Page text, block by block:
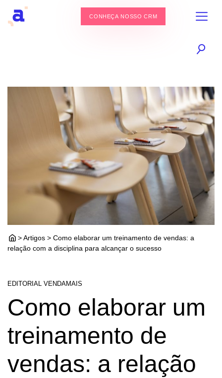
CONHEÇA NOSSO CRM
> Artigos > Como elaborar um treinamento de vendas: a
relação com a disciplina para alcançar o sucesso
EDITORIAL VENDAMAIS
Como elaborar um
treinamento de
vendas: a relação